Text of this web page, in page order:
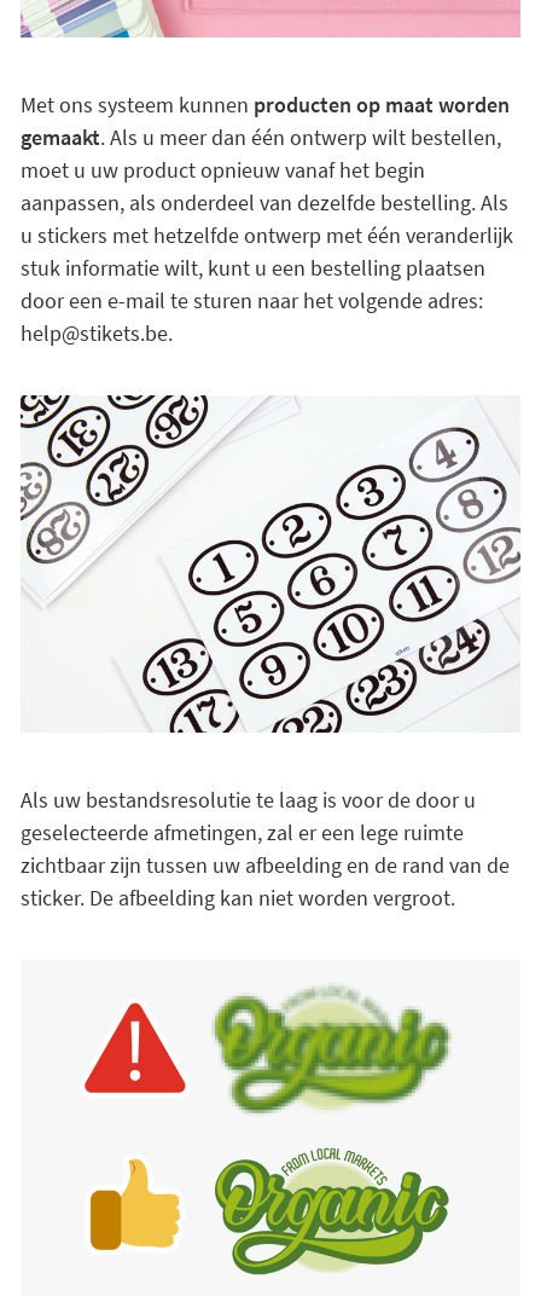
Met ons systeem kunnen producten op maat worden
gemaakt. Als u meer dan één ontwerp wilt bestellen,
moet u uw product opnieuw vanaf het begin
aanpassen, als onderdeel van dezelfde bestelling. Als
u stickers met hetzelfde ontwerp met één veranderlijk
stuk informatie wilt, kunt u een bestelling plaatsen
door een e-mail te sturen naar het volgende adres:
help@stikets.be.
Als uw bestandsresolutie te laag is voor de door u
geselecteerde afmetingen, zal er een lege ruimte
zichtbaar zijn tussen uw afbeelding en de rand van de
sticker. De afbeelding kan niet worden vergroot.